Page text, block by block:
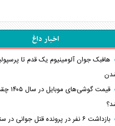
اخبار داغ
هافبک جوان آلومینیوم یک قدم تا
قیمت
بازداشت ۶ نفر در پرونده قتل جوانی در ستارخان